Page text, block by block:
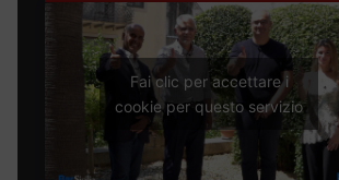
Fai clic per accettare i
cookie per questo servizio